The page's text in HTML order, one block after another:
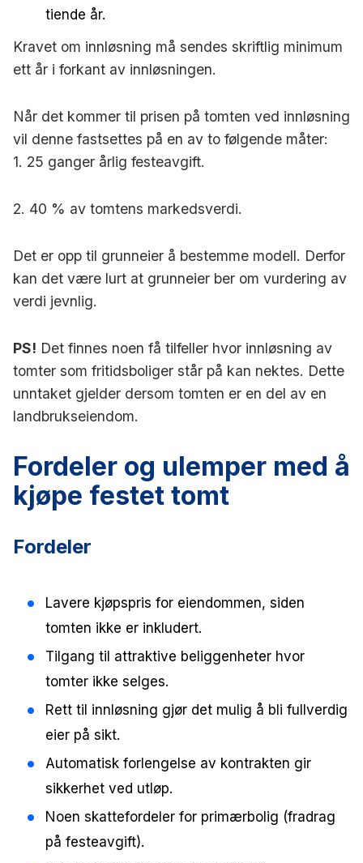
tiende år.
Kravet om innløsning må sendes skriftlig minimum
ett år i forkant av innløsningen.
Når det kommer til prisen på tomten ved innløsning
vil denne fastsettes på en av to følgende måter:
1. 25 ganger årlig festeavgift.
2. 40 % av tomtens markedsverdi.
Det er opp til grunneier å bestemme modell. Derfor
kan det være lurt at grunneier ber om vurdering av
verdi jevnlig.
PS! Det finnes noen få tilfeller hvor innløsning av
tomter som fritidsboliger står på kan nektes. Dette
unntaket gjelder dersom tomten er en del av en
landbrukseiendom.
Fordeler og ulemper med å
kjøpe festet tomt
Fordeler
Lavere kjøpspris for eiendommen, siden
tomten ikke er inkludert.
Tilgang til attraktive beliggenheter hvor
tomter ikke selges.
Rett til innløsning gjør det mulig å bli fullverdig
eier på sikt.
Automatisk forlengelse av kontrakten gir
sikkerhet ved utløp.
Noen skattefordeler for primærbolig (fradrag
på festeavgift).